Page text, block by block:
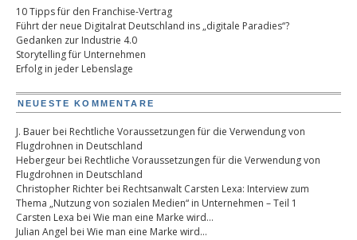
10 Tipps für den Franchise-Vertrag
Führt der neue Digitalrat Deutschland ins „digitale Paradies“?
Gedanken zur Industrie 4.0
Storytelling für Unternehmen
Erfolg in jeder Lebenslage
NEUESTE KOMMENTARE
J. Bauer bei Rechtliche Voraussetzungen für die Verwendung von
Flugdrohnen in Deutschland
Hebergeur bei Rechtliche Voraussetzungen für die Verwendung von
Flugdrohnen in Deutschland
Christopher Richter bei Rechtsanwalt Carsten Lexa: Interview zum
Thema „Nutzung von sozialen Medien“ in Unternehmen – Teil 1
Carsten Lexa bei Wie man eine Marke wird…
Julian Angel bei Wie man eine Marke wird…